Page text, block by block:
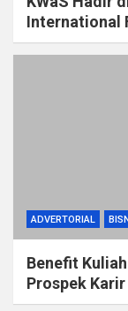
International
ADVERTORIAL
Benefit
Prospek